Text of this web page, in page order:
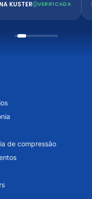
KUSTER VERIFICADA
de compressão